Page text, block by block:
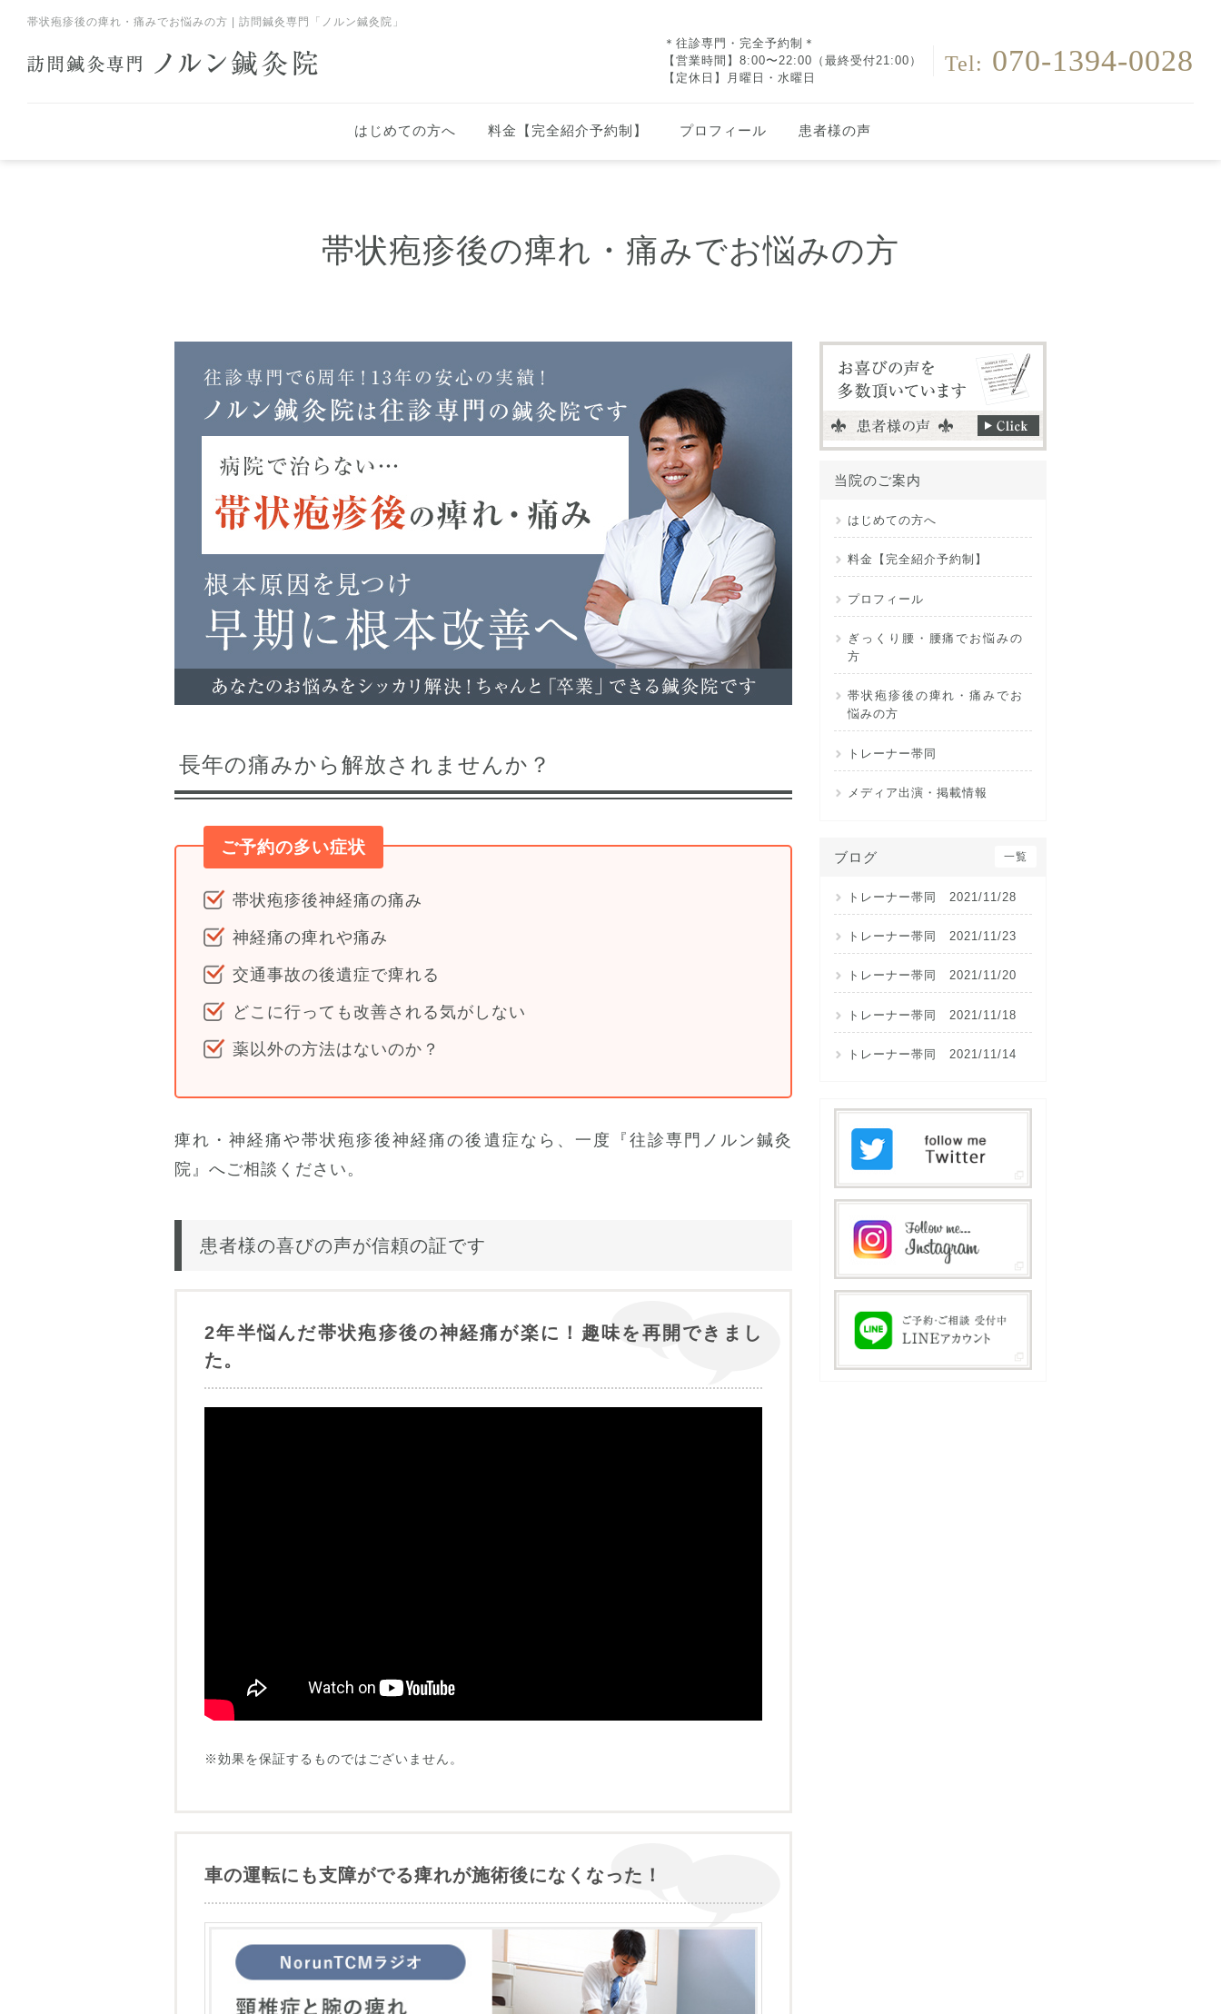
帯状疱疹後の痺れ・痛みでお悩みの方 | 訪問鍼灸専門「ノルン鍼灸院」
Tel: 070-1394-0028
＊往診専門・完全予約制＊
【営業時間】8:00〜22:00（最終受付21:00）
【定休日】月曜日・水曜日
はじめての方へ 料金【完全紹介予約制】 プロフィール 患者様の声
帯状疱疹後の痺れ・痛みでお悩みの方
長年の痛みから解放されませんか？
ご予約の多い症状
帯状疱疹後神経痛の痛み
神経痛の痺れや痛み
交通事故の後遺症で痺れる
どこに行っても改善される気がしない
薬以外の方法はないのか？
痺れ・神経痛や帯状疱疹後神経痛の後遺症なら、一度『往診専門ノルン鍼灸
院』へご相談ください。
患者様の喜びの声が信頼の証です
2年半悩んだ帯状疱疹後の神経痛が楽に！趣味を再開できまし
た。
※効果を保証するものではございません。
車の運転にも支障がでる痺れが施術後になくなった！
当院のご案内
はじめての方へ
料金【完全紹介予約制】
プロフィール
ぎっくり腰・腰痛でお悩みの
方
帯状疱疹後の痺れ・痛みでお
悩みの方
トレーナー帯同
メディア出演・掲載情報
ブログ 一覧
トレーナー帯同 2021/11/28
トレーナー帯同 2021/11/23
トレーナー帯同 2021/11/20
トレーナー帯同 2021/11/18
トレーナー帯同 2021/11/14